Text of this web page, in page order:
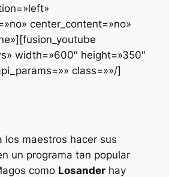
center_content=»no»
width=»600″ height=»350″
class=»»/]
los maestros hacer sus
un programa tan popular
como Losanderhay